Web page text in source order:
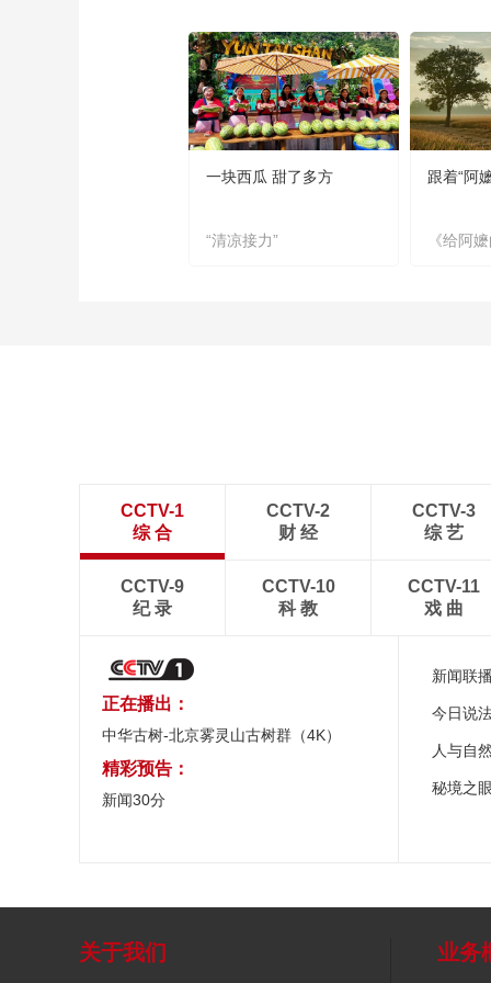
一块西瓜 甜了多方
“清凉接力”
跟着“阿
《给阿
CCTV-1
综 合
CCTV-2
财 经
CCTV-3
综 艺
CCTV-9
纪 录
CCTV-10
科 教
CCTV-11
戏 曲
正在播出：
中华古树-北京雾灵山古树群（4K）
精彩预告：
新闻30分
新闻联
今日说
人与自
秘境之
关于我们 业务